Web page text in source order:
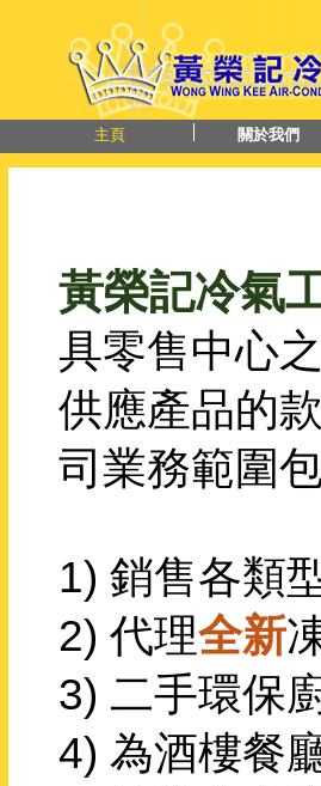
主頁 關於我們
黃榮記冷氣
具零售中心
供應產品的
司業務範圍
1) 銷售各類
2) 代理全新
3) 二手環保
4) 為酒樓餐